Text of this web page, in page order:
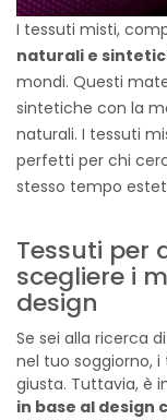
I tessuti misti,
naturali e
mondi. Questi
sintetiche con la
naturali. I tessuti
perfetti per chi
stesso tempo
Tessuti per
scegliere i
design
Se sei alla ricerca
nel tuo soggiorno,
giusta. Tuttavia, è
in base al design